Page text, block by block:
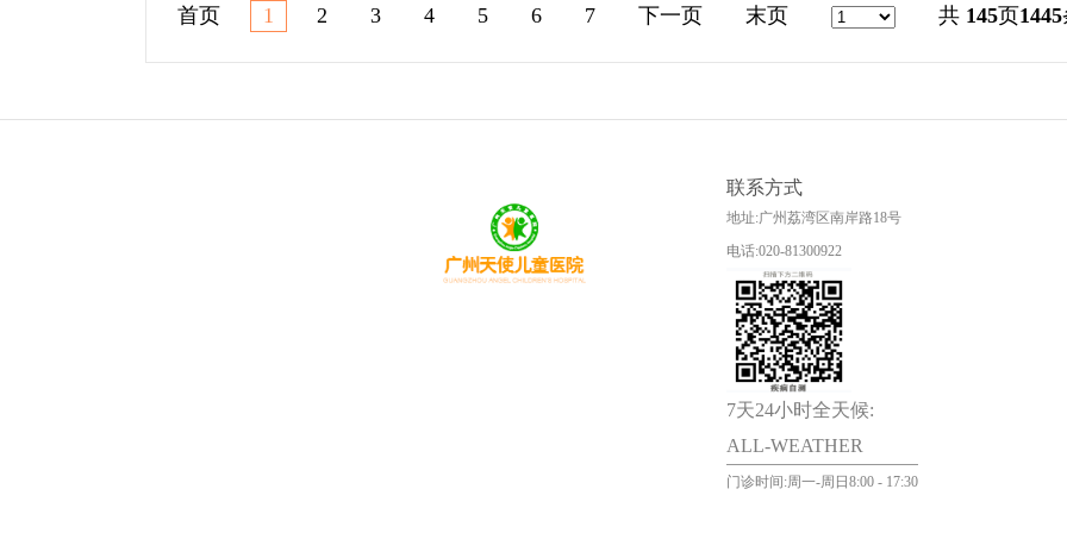
首页 1 2 3 4 5 6 7 下一页 末页 共 145页1445
联系方式
地址:广州荔湾区南岸路18号
电话:020-81300922
7天24小时全天候:
ALL-WEATHER
门诊时间:周一-周日8:00 - 17:30